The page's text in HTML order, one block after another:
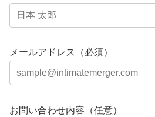
メールアドレス（必須）
お問い合わせ内容（任意）